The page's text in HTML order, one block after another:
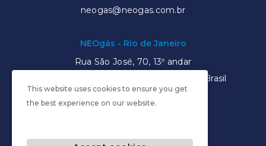
neogas@neogas.com.br
NEOgás - Rio de Janeiro
Rua São José, 70, 13º andar
- Rio de Janeiro - RJ - Brasil
Tel: +55 (21) 3526.6550
This website uses cookies to ensure you get
the best experience on our website.